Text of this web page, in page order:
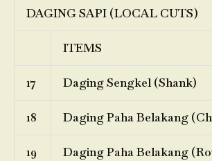
DAGING SAPI (LOCAL CUTS)
ITEMS
17 Daging Sengkel (Shank)
18 Daging Paha Belakang
19 Daging Paha Belakang